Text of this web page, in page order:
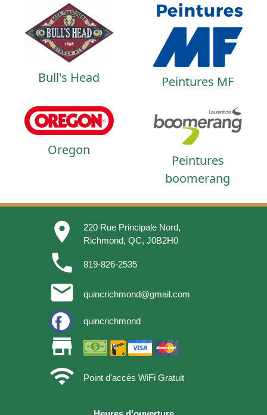
Bull's Head Peintures MF
Oregon
Peintures
boomerang
place
220 Rue Principale Nord,
Richmond, QC, J0B2H0
phone 819-826-2535
email quincrichmond@gmail.com
quincrichmond
store
wifi
Point d'accès WiFi Gratuit